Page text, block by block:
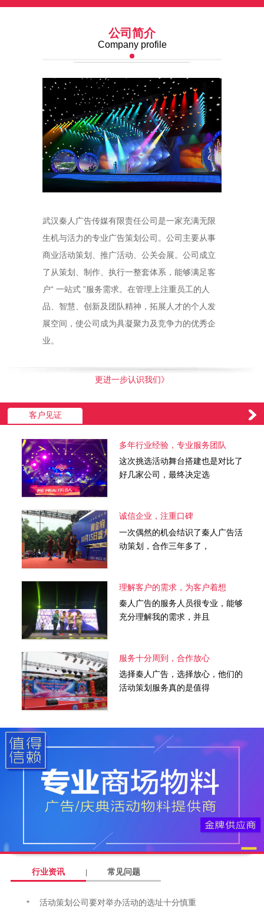
公司简介
Company profile
武汉秦人广告传媒有限责任公司是一家充满无限
生机与活力的专业广告策划公司。公司主要从事
商业活动策划、推广活动、公关会展。公司成立
了从策划、制作、执行一整套体系，能够满足客
户“ 一站式 ”服务需求。在管理上注重员工的人
品、智慧、创新及团队精神，拓展人才的个人发
展空间，使公司成为具凝聚力及竞争力的优秀企
业。
更进一步认识我们》
客户见证
多年行业经验，专业服务团队
这次挑选活动舞台搭建也是对比了
好几家公司，最终决定选
诚信企业，注重口碑
一次偶然的机会结识了秦人广告活
动策划，合作三年多了，
理解客户的需求，为客户着想
秦人广告的服务人员很专业，能够
充分理解我的需求，并且
服务十分周到，合作放心
选择秦人广告，选择放心，他们的
活动策划服务真的是值得
行业资讯 常见问题
活动策划公司要对举办活动的选址十分慎重